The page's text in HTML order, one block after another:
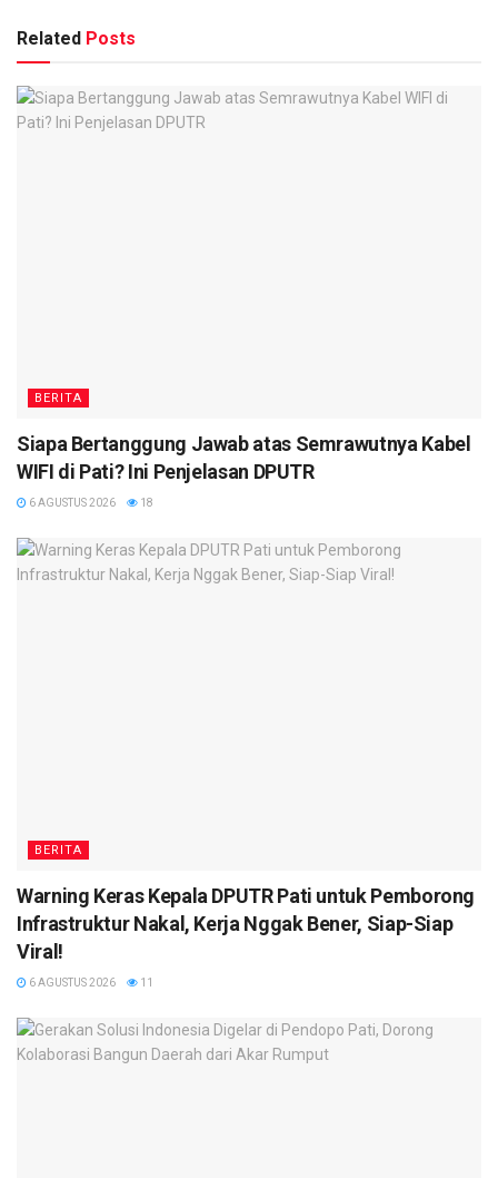
Related Posts
BERITA
Siapa Bertanggung Jawab atas Semrawutnya Kabel
WIFI di Pati? Ini Penjelasan DPUTR
6 AGUSTUS 2026 18
BERITA
Warning Keras Kepala DPUTR Pati untuk Pemborong
Infrastruktur Nakal, Kerja Nggak Bener, Siap-Siap
Viral!
6 AGUSTUS 2026 11